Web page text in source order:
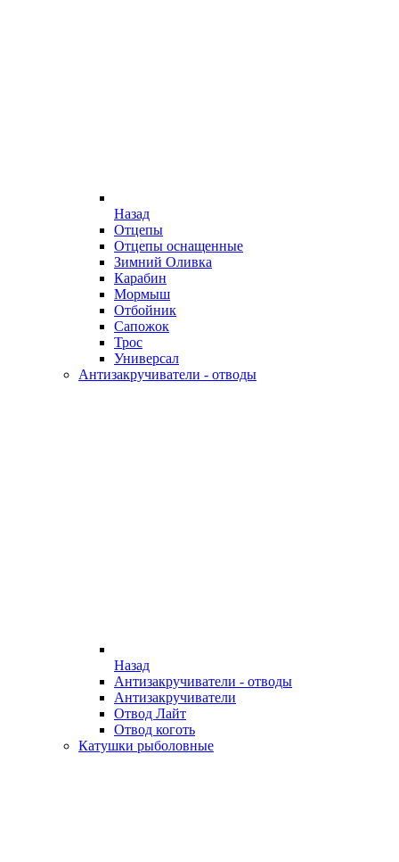
Назад
Отцепы
Отцепы оснащенные
Зимний Оливка
Карабин
Мормыш
Отбойник
Сапожок
Трос
Универсал
Антизакручиватели - отводы
Назад
Антизакручиватели - отводы
Антизакручиватели
Отвод Лайт
Отвод коготь
Катушки рыболовные